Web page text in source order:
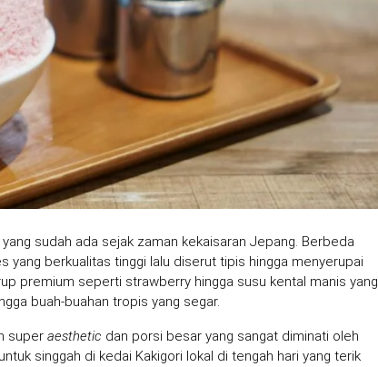
sudah ada sejak zaman kekaisaran Jepang. Berbeda
berkualitas tinggi lalu diserut tipis hingga menyerupai
premium seperti strawberry hingga susu kental manis yang
buah-buahan tropis yang segar.
super aesthetic dan porsi besar yang sangat diminati oleh
singgah di kedai Kakigori lokal di tengah hari yang terik